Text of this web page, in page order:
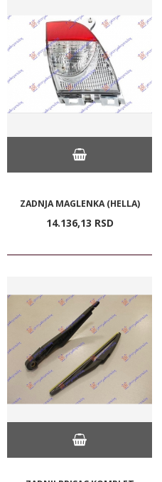
ZADNJA MAGLENKA (HELLA)
14.136,13 RSD